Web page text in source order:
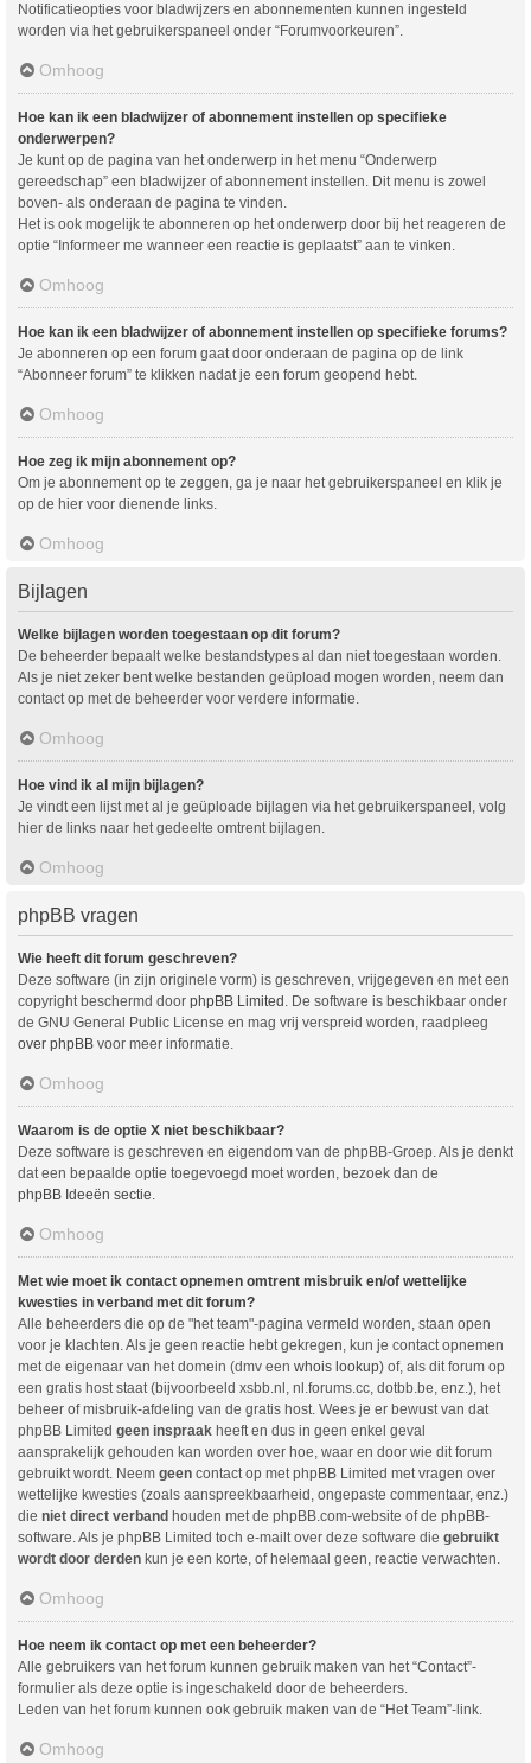
Notificatieopties voor bladwijzers en abonnementen kunnen ingesteld
worden via het gebruikerspaneel onder “Forumvoorkeuren”.
Omhoog
Hoe kan ik een bladwijzer of abonnement instellen op specifieke
onderwerpen?
Je kunt op de pagina van het onderwerp in het menu “Onderwerp
gereedschap” een bladwijzer of abonnement instellen. Dit menu is zowel
boven- als onderaan de pagina te vinden.
Het is ook mogelijk te abonneren op het onderwerp door bij het reageren de
optie “Informeer me wanneer een reactie is geplaatst” aan te vinken.
Omhoog
Hoe kan ik een bladwijzer of abonnement instellen op specifieke forums?
Je abonneren op een forum gaat door onderaan de pagina op de link
“Abonneer forum” te klikken nadat je een forum geopend hebt.
Omhoog
Hoe zeg ik mijn abonnement op?
Om je abonnement op te zeggen, ga je naar het gebruikerspaneel en klik je
op de hier voor dienende links.
Omhoog
Bijlagen
Welke bijlagen worden toegestaan op dit forum?
De beheerder bepaalt welke bestandstypes al dan niet toegestaan worden.
Als je niet zeker bent welke bestanden geüpload mogen worden, neem dan
contact op met de beheerder voor verdere informatie.
Omhoog
Hoe vind ik al mijn bijlagen?
Je vindt een lijst met al je geüploade bijlagen via het gebruikerspaneel, volg
hier de links naar het gedeelte omtrent bijlagen.
Omhoog
phpBB vragen
Wie heeft dit forum geschreven?
Deze software (in zijn originele vorm) is geschreven, vrijgegeven en met een
copyright beschermd door phpBB Limited . De software is beschikbaar onder
de GNU General Public License en mag vrij verspreid worden, raadpleeg
over phpBB voor meer informatie.
Omhoog
Waarom is de optie X niet beschikbaar?
Deze software is geschreven en eigendom van de phpBB-Groep. Als je denkt
dat een bepaalde optie toegevoegd moet worden, bezoek dan de
phpBB Ideeën sectie.
Omhoog
Met wie moet ik contact opnemen omtrent misbruik en/of wettelijke
kwesties in verband met dit forum?
Alle beheerders die op de "het team"-pagina vermeld worden, staan open
voor je klachten. Als je geen reactie hebt gekregen, kun je contact opnemen
met de eigenaar van het domein (dmv een whois lookup) of, als dit forum op
een gratis host staat (bijvoorbeeld xsbb.nl, nl.forums.cc, dotbb.be, enz.), het
beheer of misbruik-afdeling van de gratis host. Wees je er bewust van dat
phpBB Limited geen inspraak heeft en dus in geen enkel geval
aansprakelijk gehouden kan worden over hoe, waar en door wie dit forum
gebruikt wordt. Neem geen contact op met phpBB Limited met vragen over
wettelijke kwesties (zoals aanspreekbaarheid, ongepaste commentaar, enz.)
die niet direct verband houden met de phpBB.com-website of de phpBB-
software. Als je phpBB Limited toch e-mailt over deze software die gebruikt
wordt door derden kun je een korte, of helemaal geen, reactie verwachten.
Omhoog
Hoe neem ik contact op met een beheerder?
Alle gebruikers van het forum kunnen gebruik maken van het “Contact”-
formulier als deze optie is ingeschakeld door de beheerders.
Leden van het forum kunnen ook gebruik maken van de “Het Team”-link.
Omhoog